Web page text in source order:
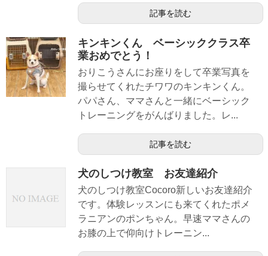
記事を読む
キンキンくん ベーシッククラス卒
業おめでとう！
おりこうさんにお座りをして卒業写真を
撮らせてくれたチワワのキンキンくん。
パパさん、ママさんと一緒にベーシック
トレーニングをがんばりました。レ...
記事を読む
犬のしつけ教室 お友達紹介
犬のしつけ教室Cocoro新しいお友達紹介
です。体験レッスンにも来てくれたポメ
ラニアンのポンちゃん。早速ママさんの
お膝の上で仰向けトレーニン...